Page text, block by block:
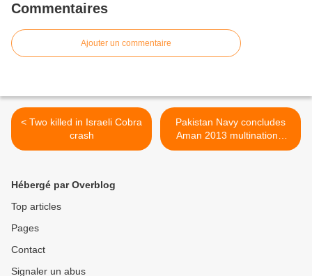
Commentaires
Ajouter un commentaire
< Two killed in Israeli Cobra
crash
Pakistan Navy concludes
Aman 2013 multinational
exercise >
Hébergé par Overblog
Top articles
Pages
Contact
Signaler un abus